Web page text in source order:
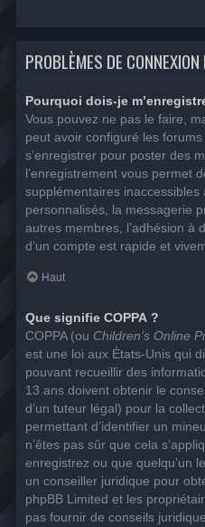
PROBLÈMES DE
Pourquoi dois-je
Vous pouvez ne pas le faire,
peut avoir configuré les
s’enregistrer pour poster des
l’enregistrement vous permet
supplémentaires
personnalisés, la messagerie
autres membres, l’adhésion à
d’un compte est rapide et
Haut
Que signifie COPPA ?
COPPA (ou Children’s Online
est une loi aux États-Unis qui
pouvant recueillir des
13 ans doivent obtenir le
d’un tuteur légal) pour la
permettant d’identifier un
n’êtes pas sûr que cela
enregistrez ou que quelqu’un
un conseiller juridique pour
phpBB Limited et les
pas fournir de conseils